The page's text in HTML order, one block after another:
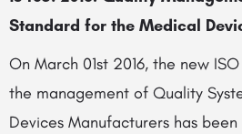
Standard for the Medical
On March 01st 2016, the new
the management of Quality
Devices Manufacturers has